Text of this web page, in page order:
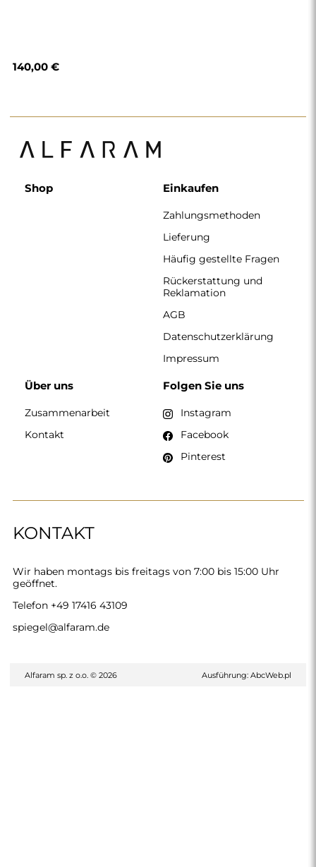
140,00 €
KONTAKT
Wir haben montags bis freitags von 7:00 bis 15:00 Uhr
geöffnet.
Telefon +49 17416 43109
spiegel@alfaram.de
Shop Einkaufen
Zahlungsmethoden
Lieferung
Häufig gestellte Fragen
Rückerstattung und
Reklamation
AGB
Datenschutzerklärung
Impressum
Über uns
Zusammenarbeit
Kontakt
Folgen Sie uns
Instagram
Facebook
Pinterest
Alfaram sp. z o.o. © 2026 Ausführung: AbcWeb.pl